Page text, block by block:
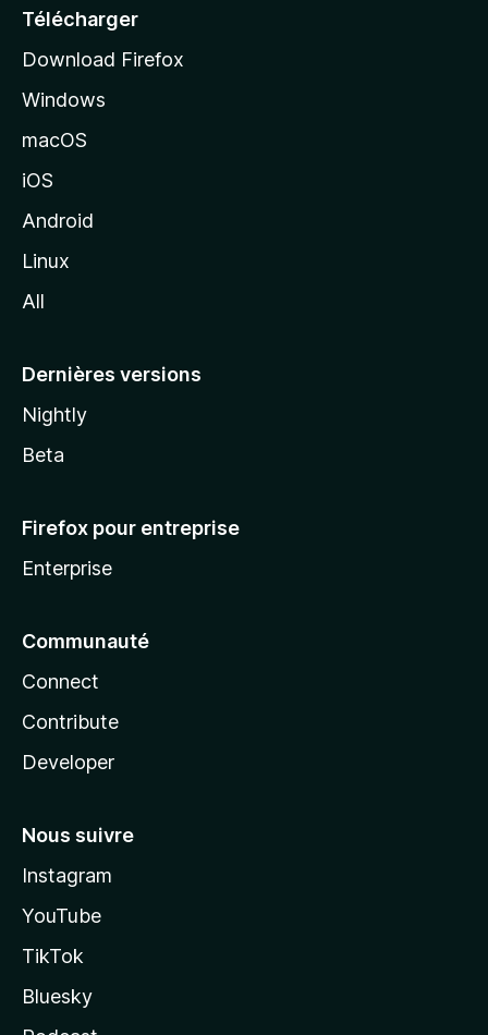
e
l
d
o
z
l
Télécharger
Download Firefox
Windows
macOS
iOS
Android
Linux
All
Dernières versions
Nightly
Beta
Firefox pour entreprise
Enterprise
Communauté
Connect
Contribute
Developer
Nous suivre
Instagram
YouTube
TikTok
Bluesky